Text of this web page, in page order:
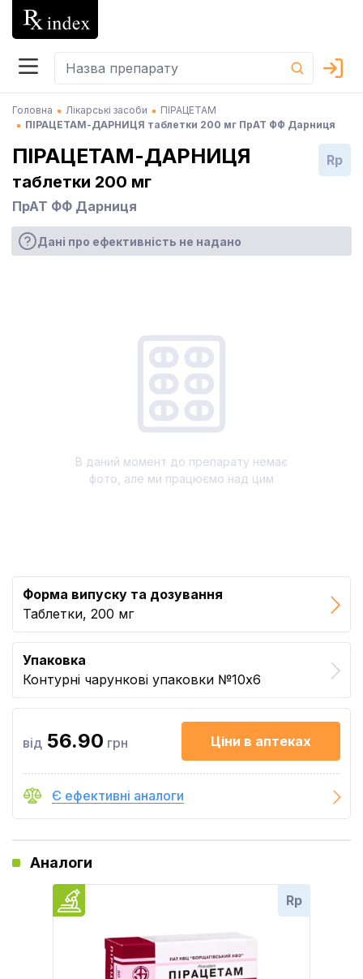
Головна Лікарські засоби
ПІРАЦЕТАМ
ПІРАЦЕТАМ-ДАРНИЦЯ таблетки 200 мг ПрАТ ФФ Дарниця
ПІРАЦЕТАМ-ДАРНИЦЯ
таблетки 200 мг
ПрАТ ФФ Дарниця
Rp
Дані про ефективність не надано
В даний момент до препарату немає
фото, але ми працюємо над цим
Форма випуску та дозування
Таблетки, 200 мг
Упаковка
Контурні чарункові упаковки №10x6
від 56.90 грн Ціни в аптеках
Є ефективні аналоги
Аналоги
Rp